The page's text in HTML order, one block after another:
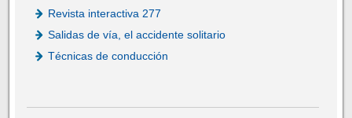
Revista interactiva 277
Salidas de vía, el accidente solitario
Técnicas de conducción